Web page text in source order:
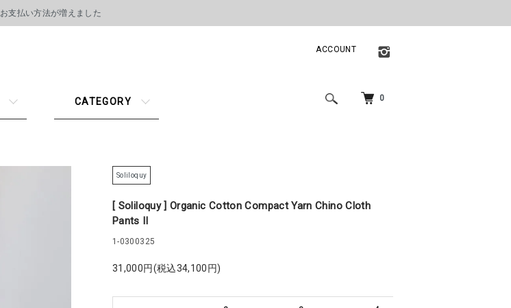
お支払い方法が増えました
0
CATEGORY
ACCOUNT
Soliloquy
[ Soliloquy ] Organic Cotton Compact Yarn Chino Cloth
Pants Ⅱ
1-0300325
31,000円(税込34,100円)